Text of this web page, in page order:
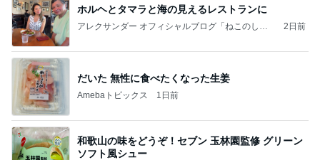
ホルヘとタマラと海の見えるレストランに
アレクサンダー オフィシャルブログ「ねこのしっ
2日前
だいた 無性に食べたくなった生姜
Amebaトピックス 1日前
和歌山の味をどうぞ！セブン 玉林園監修 グリーン
ソフト風シュー